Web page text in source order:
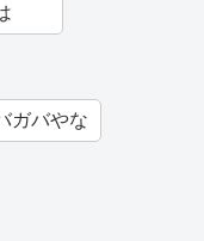
ガバやな